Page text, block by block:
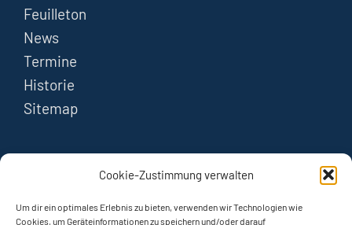
Cookie-Zustimmung verwalten
Um dir ein optimales Erlebnis zu bieten, verwenden wir Technologien wie
Cookies, um Geräteinformationen zu speichern und/oder darauf
Feuilleton
News
Termine
Historie
Sitemap
FOLGEN
Instagram